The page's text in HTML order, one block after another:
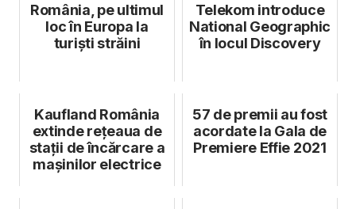
România, pe ultimul
loc în Europa la
turiști străini
Telekom introduce
National Geographic
în locul Discovery
Kaufland România
extinde rețeaua de
stații de încărcare a
mașinilor electrice
57 de premii au fost
acordate la Gala de
Premiere Effie 2021